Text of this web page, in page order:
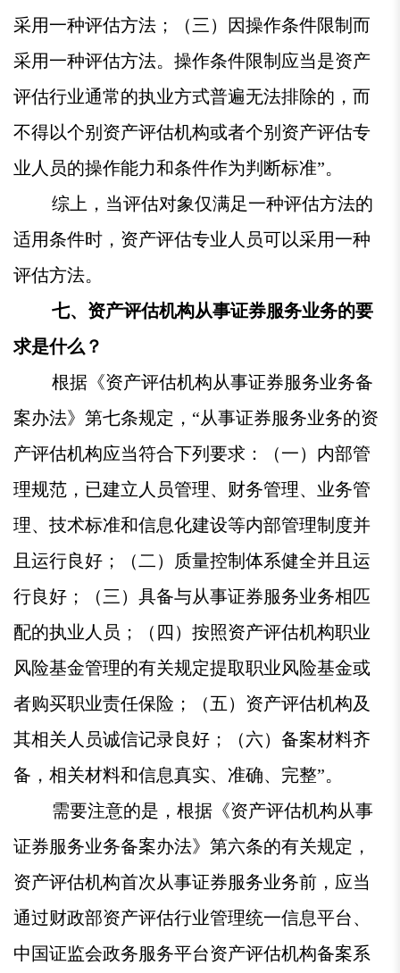
采用一种评估方法；（三）因操作条件限制而
采用一种评估方法。操作条件限制应当是资产
评估行业通常的执业方式普遍无法排除的，而
不得以个别资产评估机构或者个别资产评估专
业人员的操作能力和条件作为判断标准”。
综上，当评估对象仅满足一种评估方法的
适用条件时，资产评估专业人员可以采用一种
评估方法。
七、资产评估机构从事证券服务业务的要
求是什么？
根据《资产评估机构从事证券服务业务备
案办法》第七条规定，“从事证券服务业务的资
产评估机构应当符合下列要求：（一）内部管
理规范，已建立人员管理、财务管理、业务管
理、技术标准和信息化建设等内部管理制度并
且运行良好；（二）质量控制体系健全并且运
行良好；（三）具备与从事证券服务业务相匹
配的执业人员；（四）按照资产评估机构职业
风险基金管理的有关规定提取职业风险基金或
者购买职业责任保险；（五）资产评估机构及
其相关人员诚信记录良好；（六）备案材料齐
备，相关材料和信息真实、准确、完整”。
需要注意的是，根据《资产评估机构从事
证券服务业务备案办法》第六条的有关规定，
资产评估机构首次从事证券服务业务前，应当
通过财政部资产评估行业管理统一信息平台、
中国证监会政务服务平台资产评估机构备案系